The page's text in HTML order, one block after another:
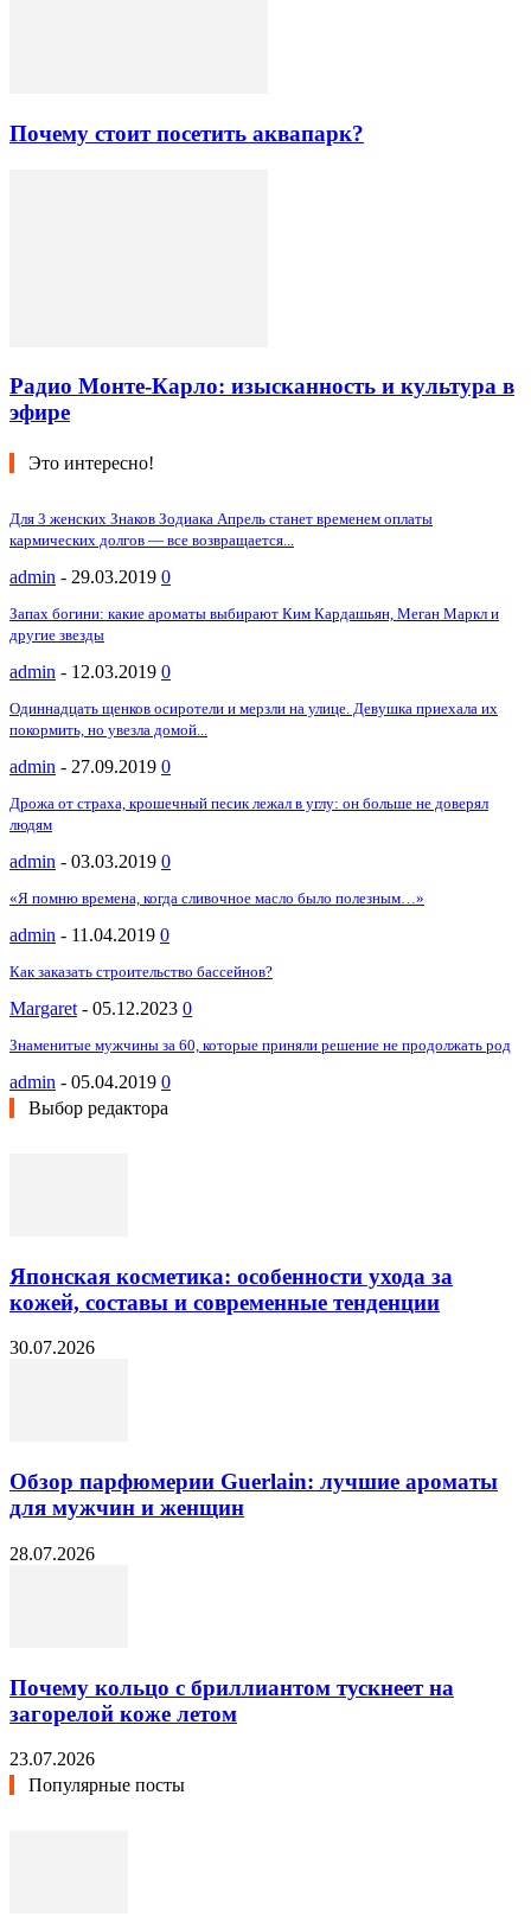
Почему стоит посетить аквапарк?
Радио Монте-Карло: изысканность и культура в
эфире
Это интересно!
Для 3 женских Знаков Зодиака Апрель станет временем оплаты
кармических долгов — все возвращается...
admin - 29.03.2019 0
Запах богини: какие ароматы выбирают Ким Кардашьян, Меган Маркл и
другие звезды
admin - 12.03.2019 0
Одиннадцать щенков осиротели и мерзли на улице. Девушка приехала их
покормить, но увезла домой...
admin - 27.09.2019 0
Дрожа от страха, крошечный песик лежал в углу: он больше не доверял
людям
admin - 03.03.2019 0
«Я помню времена, когда сливочное масло было полезным…»
admin - 11.04.2019 0
Как заказать строительство бассейнов?
Margaret - 05.12.2023 0
Знаменитые мужчины за 60, которые приняли решение не продолжать род
admin - 05.04.2019 0
Выбор редактора
Японская косметика: особенности ухода за
кожей, составы и современные тенденции
30.07.2026
Обзор парфюмерии Guerlain: лучшие ароматы
для мужчин и женщин
28.07.2026
Почему кольцо с бриллиантом тускнеет на
загорелой коже летом
23.07.2026
Популярные посты